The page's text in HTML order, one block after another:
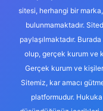
sitesi, herhangi bir
bulunmamaktadır.
paylaşılmaktadır.
olup, gerçek kurum ve
Gerçek kurum ve
Sitemiz, kar amacı
platformudur.